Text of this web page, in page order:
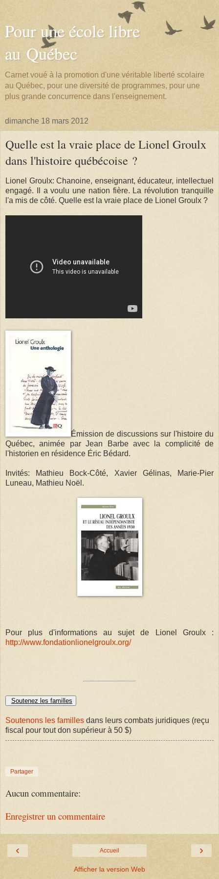
Pour une école libre
au Québec
Carnet voué à la promotion d'une véritable liberté scolaire
au Québec, pour une diversité de programmes, pour une
plus grande concurrence dans l'enseignement.
dimanche 18 mars 2012
Quelle est la vraie place de Lionel Groulx
dans l'histoire québécoise ?
Lionel Groulx: Chanoine, enseignant, éducateur, intellectuel
engagé. Il a voulu une nation fière. La révolution tranquille
l'a mis de côté. Quelle est la vraie place de Lionel Groulx ?
Émission de discussions sur l'histoire du
Québec, animée par Jean Barbe avec la complicité de
l'historien en résidence Éric Bédard.
Invités: Mathieu Bock-Côté, Xavier Gélinas, Marie-Pier
Luneau, Mathieu Noël.
Pour plus d'informations au sujet de Lionel Groulx :
http://www.fondationlionelgroulx.org/
Soutenez les familles
Soutenons les familles dans leurs combats juridiques (reçu
fiscal pour tout don supérieur à 50 $)
Partager
Aucun commentaire:
Enregistrer un commentaire
‹ ›
Accueil
Afficher la version Web